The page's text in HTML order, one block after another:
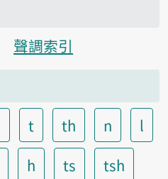
聲調索引
t th n
l
h ts
tsh